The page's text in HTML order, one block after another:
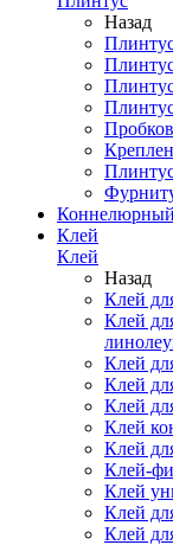
Назад
Клей
Клей
Назад
Клей
Клей
Клей
Клей
Клей
Клей
Клей
Клей-
Клей
Клей
Клей